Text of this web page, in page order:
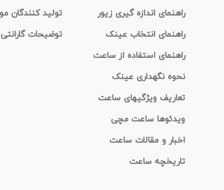
راهنمای اندازه گیری زیور
راهنمای انتخاب عینک
راهنمای استفاده از ساعت
نحوه نگهداری عینک
تعاریف ویژگیهای ساعت
ویدئوها ساعت مچی
اخبار و مقالات ساعت
تاریخچه ساعت
تولید کنندگان
توضیحات